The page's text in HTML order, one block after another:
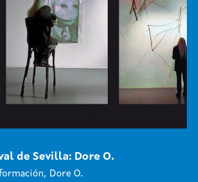
de Sevilla: Dore O.
Dore O.